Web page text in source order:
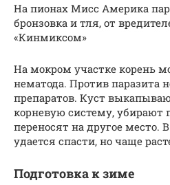
На пионах Мисс Америка
бронзовка и тля, от
«Кинмиксом»
На мокром участке корень
нематода. Против паразита
препаратов. Куст
корневую систему, убирают
переносят на другое место.
удается спасти, но чаще
Подготовка к зиме